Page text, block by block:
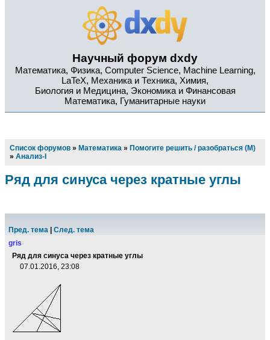
Научный форум dxdy
Математика, Физика, Computer Science, Machine Learning,
LaTeX, Механика и Техника, Химия,
Биология и Медицина, Экономика и Финансовая
Математика, Гуманитарные науки
Список форумов » Математика » Помогите решить / разобраться (М)
» Анализ-I
Ряд для синуса через кратные углы
Пред. тема
След. тема
gris
Ряд для синуса через кратные углы
07.01.2016, 23:08